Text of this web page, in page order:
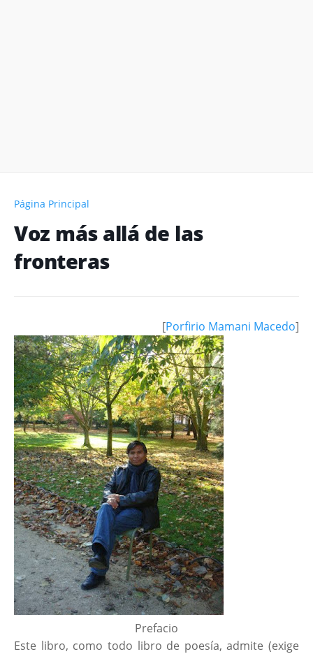
Página Principal
Voz más allá de las
fronteras
[Porfirio Mamani Macedo]
Prefacio
Este libro, como todo libro de poesía, admite (exige